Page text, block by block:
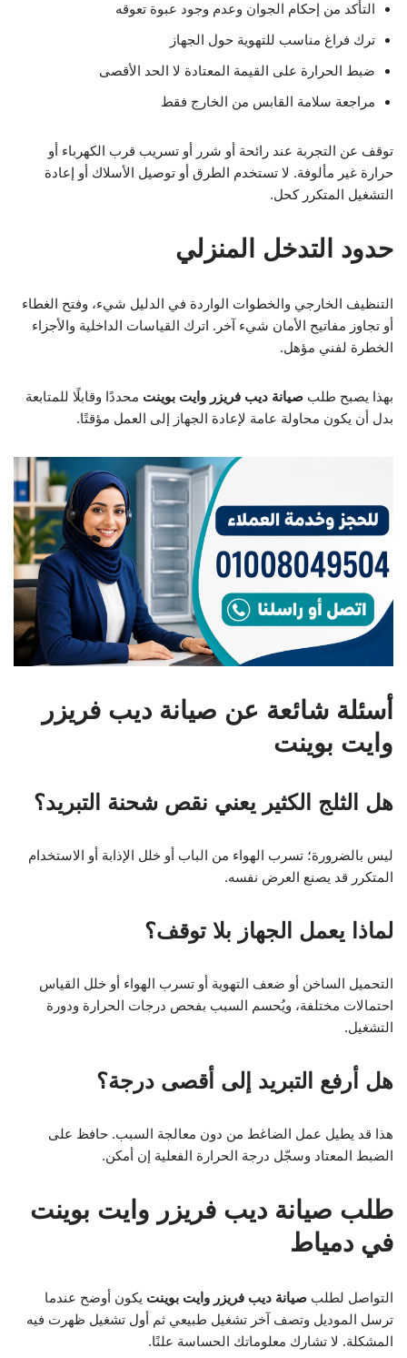
التأكد من إحكام الجوان وعدم وجود عبوة تعوقه
ترك فراغ مناسب للتهوية حول الجهاز
ضبط الحرارة على القيمة المعتادة لا الحد الأقصى
مراجعة سلامة القابس من الخارج فقط
توقف عن التجربة عند رائحة أو شرر أو تسريب قرب الكهرباء أو
حرارة غير مألوفة. لا تستخدم الطرق أو توصيل الأسلاك أو إعادة
التشغيل المتكرر كحل.
حدود التدخل المنزلي
التنظيف الخارجي والخطوات الواردة في الدليل شيء، وفتح الغطاء
أو تجاوز مفاتيح الأمان شيء آخر. اترك القياسات الداخلية والأجزاء
الخطرة لفني مؤهل.
بهذا يصبح طلب صيانة ديب فريزر وايت بوينت محددًا وقابلًا للمتابعة
بدل أن يكون محاولة عامة لإعادة الجهاز إلى العمل مؤقتًا.
أسئلة شائعة عن صيانة ديب فريزر
وايت بوينت
هل الثلج الكثير يعني نقص شحنة التبريد؟
ليس بالضرورة؛ تسرب الهواء من الباب أو خلل الإذابة أو الاستخدام
المتكرر قد يصنع العرض نفسه.
لماذا يعمل الجهاز بلا توقف؟
التحميل الساخن أو ضعف التهوية أو تسرب الهواء أو خلل القياس
احتمالات مختلفة، ويُحسم السبب بفحص درجات الحرارة ودورة
التشغيل.
هل أرفع التبريد إلى أقصى درجة؟
هذا قد يطيل عمل الضاغط من دون معالجة السبب. حافظ على
الضبط المعتاد وسجّل درجة الحرارة الفعلية إن أمكن.
طلب صيانة ديب فريزر وايت بوينت
في دمياط
التواصل لطلب صيانة ديب فريزر وايت بوينت يكون أوضح عندما
ترسل الموديل وتصف آخر تشغيل طبيعي ثم أول تشغيل ظهرت فيه
المشكلة. لا تشارك معلوماتك الحساسة علنًا.